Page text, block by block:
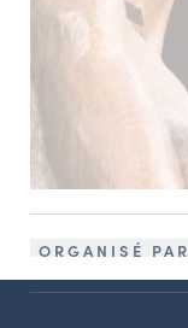
ORGANISÉ PAR